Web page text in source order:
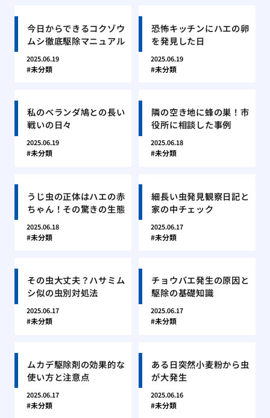
今日からできるコクゾウ
ムシ徹底駆除マニュアル
2025.06.19
未分類
恐怖キッチンにハエの卵
を発見した日
2025.06.19
未分類
私のベランダ鳩との長い
戦いの日々
2025.06.19
未分類
隣の空き地に蜂の巣！市
役所に相談した事例
2025.06.18
未分類
うじ虫の正体はハエの赤
ちゃん！その驚きの生態
2025.06.18
未分類
細長い虫発見観察日記と
家の中チェック
2025.06.17
未分類
その虫大丈夫？ハサミム
シ似の虫別対処法
2025.06.17
未分類
チョウバエ発生の原因と
駆除の基礎知識
2025.06.17
未分類
ムカデ駆除剤の効果的な
使い方と注意点
2025.06.17
未分類
ある日突然小麦粉から虫
が大発生
2025.06.16
未分類